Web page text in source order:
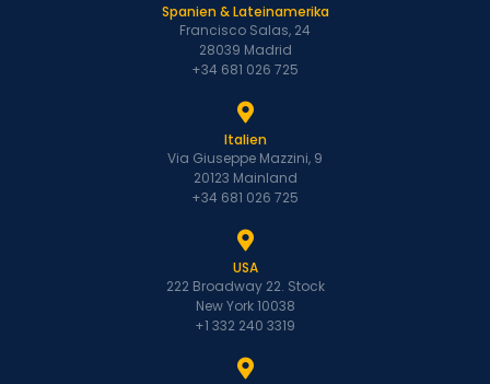
Spanien & Lateinamerika
Francisco Salas, 24
28039 Madrid
+34 681 026 725
Italien
Via Giuseppe Mazzini, 9
20123 Mainland
+34 681 026 725
USA
222 Broadway 22. Stock
New York 10038
+1 332 240 3319